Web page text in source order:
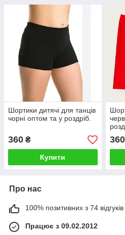
Шортики дитячі для танців
чорні оптом та у роздріб.
360 ₴
Купити
360
Про нас
100% позитивних з 74 відгуків
Працює з 09.02.2012